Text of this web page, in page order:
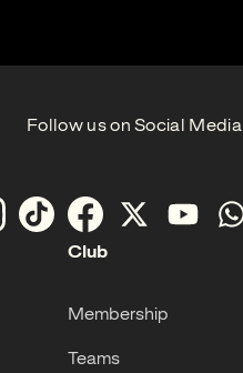
Follow us on Social Media
Club
Membership
Teams